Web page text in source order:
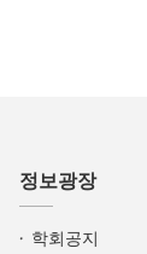
정보광장
학회공지